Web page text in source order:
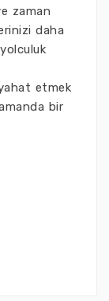
zaman
daha
etmek
bir